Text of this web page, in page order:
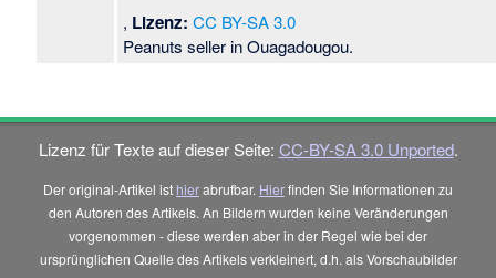
, Lizenz: CC BY-SA 3.0
Peanuts seller in Ouagadougou.
Lizenz für Texte auf dieser Seite: CC-BY-SA 3.0 Unported.
Der original-Artikel ist hierabrufbar. Hierfinden Sie Informationen zu
den Autoren des Artikels. An Bildern wurden keine Veränderungen
vorgenommen - diese werden aber in der Regel wie bei der
ursprünglichen Quelle des Artikels verkleinert, d.h. als Vorschaubilder